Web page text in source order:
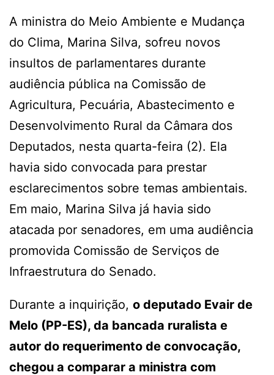
A ministra do Meio Ambiente e Mudança
do Clima, Marina Silva, sofreu novos
insultos de parlamentares durante
audiência pública na Comissão de
Agricultura, Pecuária, Abastecimento e
Desenvolvimento Rural da Câmara dos
Deputados, nesta quarta-feira (2). Ela
havia sido convocada para prestar
esclarecimentos sobre temas ambientais.
Em maio, Marina Silva já havia sido
atacada por senadores, em uma audiência
promovida Comissão de Serviços de
Infraestrutura do Senado.
Durante a inquirição, o deputado Evair de
Melo (PP-ES), da bancada ruralista e
autor do requerimento de convocação,
chegou a comparar a ministra com